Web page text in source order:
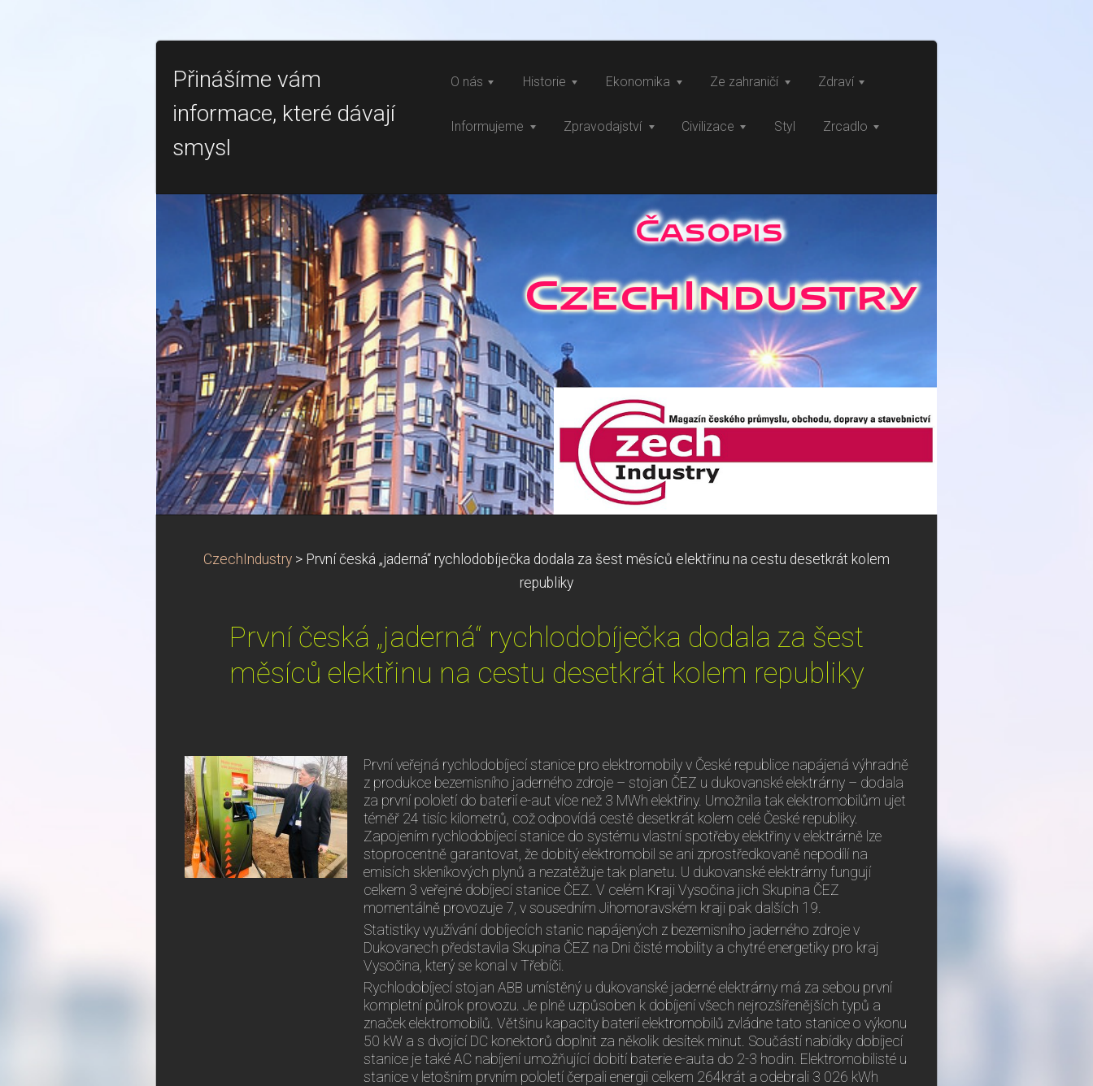
Přinášíme vám
informace, které dávají
smysl
O nás Historie Ekonomika Ze zahraničí Zdraví
Informujeme Zpravodajství Civilizace Styl Zrcadlo
CzechIndustry > První česká „jaderná“ rychlodobíječka dodala za šest měsíců elektřinu na cestu desetkrát kolem
republiky
První česká „jaderná“ rychlodobíječka dodala za šest
měsíců elektřinu na cestu desetkrát kolem republiky
První veřejná rychlodobíjecí stanice pro elektromobily v České republice napájená výhradně
z produkce bezemisního jaderného zdroje – stojan ČEZ u dukovanské elektrárny – dodala
za první pololetí do baterií e-aut více než 3 MWh elektřiny. Umožnila tak elektromobilům ujet
téměř 24 tisíc kilometrů, což odpovídá cestě desetkrát kolem celé České republiky.
Zapojením rychlodobíjecí stanice do systému vlastní spotřeby elektřiny v elektrárně lze
stoprocentně garantovat, že dobitý elektromobil se ani zprostředkovaně nepodílí na
emisích skleníkových plynů a nezatěžuje tak planetu. U dukovanské elektrárny fungují
celkem 3 veřejné dobíjecí stanice ČEZ. V celém Kraji Vysočina jich Skupina ČEZ
momentálně provozuje 7, v sousedním Jihomoravském kraji pak dalších 19.
Statistiky využívání dobíjecích stanic napájených z bezemisního jaderného zdroje v
Dukovanech představila Skupina ČEZ na Dni čisté mobility a chytré energetiky pro kraj
Vysočina, který se konal v Třebíči.
Rychlodobíjecí stojan ABB umístěný u dukovanské jaderné elektrárny má za sebou první
kompletní půlrok provozu. Je plně uzpůsoben k dobíjení všech nejrozšířenějších typů a
značek elektromobilů. Většinu kapacity baterií elektromobilů zvládne tato stanice o výkonu
50 kW a s dvojící DC konektorů doplnit za několik desítek minut. Součástí nabídky dobíjecí
stanice je také AC nabíjení umožňující dobití baterie e-auta do 2-3 hodin. Elektromobilisté u
stanice v letošním prvním pololetí čerpali energii celkem 264krát a odebrali 3 026 kWh